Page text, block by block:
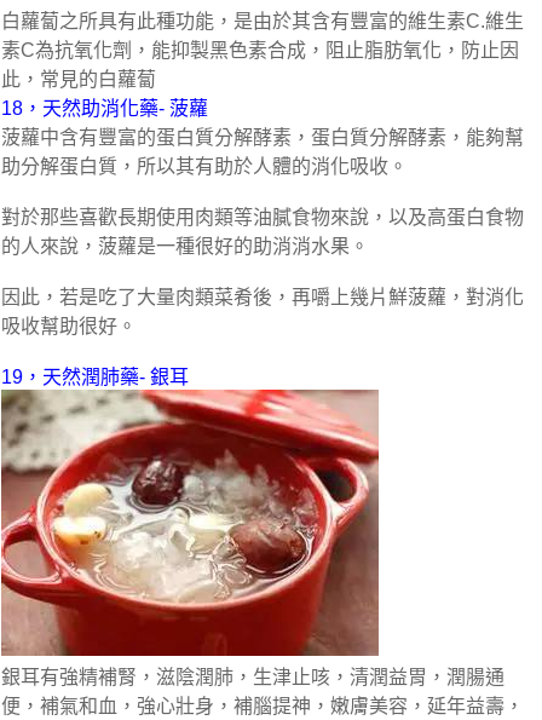
白蘿蔔之所具有此種功能，是由於其含有豐富的維生素C.維生
素C為抗氧化劑，能抑製黑色素合成，阻止脂肪氧化，防止因
此，常見的白蘿蔔
18，天然助消化藥- 菠蘿
菠蘿中含有豐富的蛋白質分解酵素，蛋白質分解酵素，能夠幫
助分解蛋白質，所以其有助於人體的消化吸收。
對於那些喜歡長期使用肉類等油膩食物來說，以及高蛋白食物
的人來說，菠蘿是一種很好的助消消水果。
因此，若是吃了大量肉類菜肴後，再嚼上幾片鮮菠蘿，對消化
吸收幫助很好。
19，天然潤肺藥- 銀耳
銀耳有強精補腎，滋陰潤肺，生津止咳，清潤益胃，潤腸通
便，補氣和血，強心壯身，補腦提神，嫩膚美容，延年益壽，